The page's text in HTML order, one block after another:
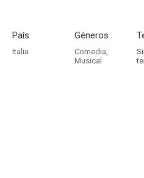
País
Italia
Géneros
Comedia,
Musical